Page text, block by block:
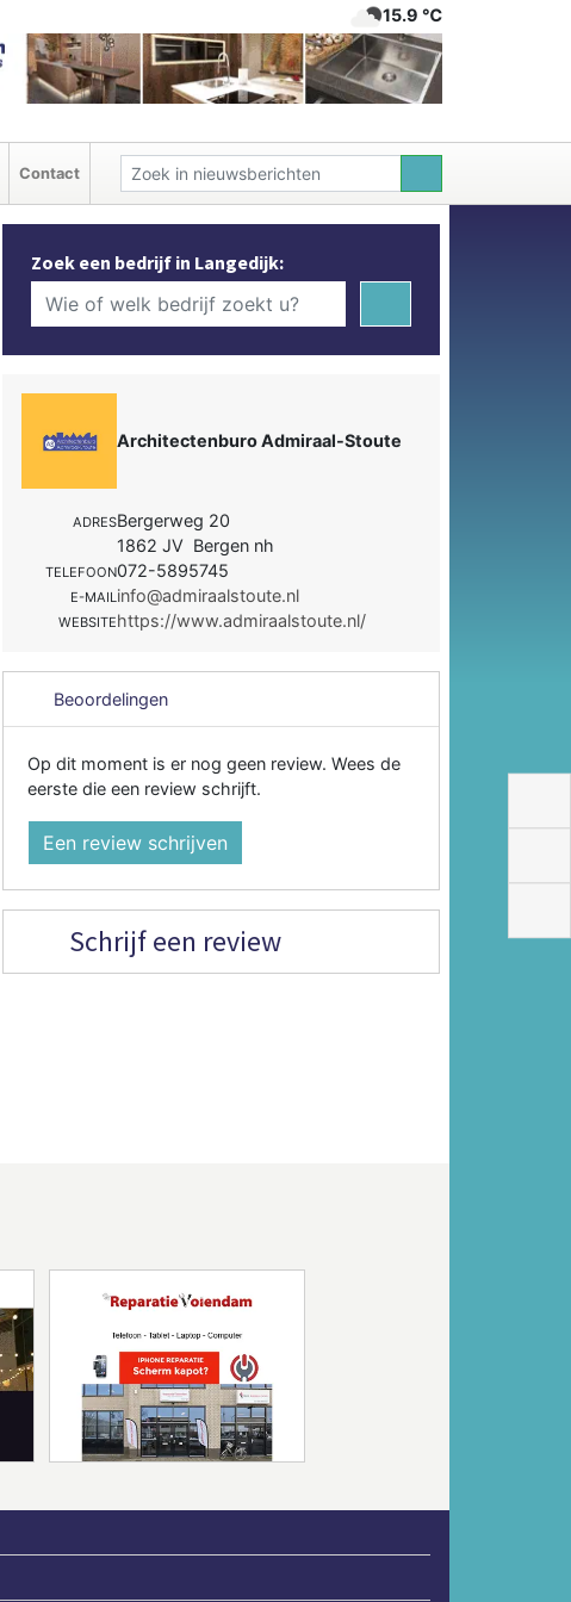
15.9 ℃
Contact
Zoek een bedrijf in Langedijk:
Architectenburo Admiraal-Stoute
ADRESBergerweg 20
1862 JV Bergen nh
TELEFOON072-5895745
E-MAILinfo@admiraalstoute.nl
WEBSITEhttps://www.admiraalstoute.nl/
Beoordelingen
Op dit moment is er nog geen review. Wees de
eerste die een review schrijft.
Een review schrijven
Schrijf een review